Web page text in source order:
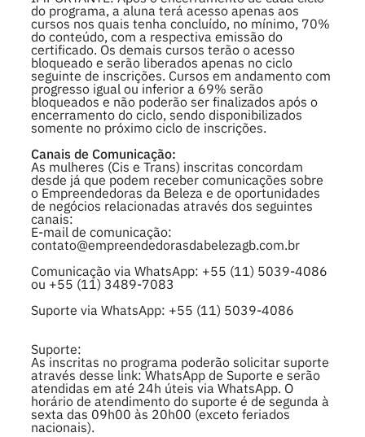
do programa, a aluna terá acesso apenas aos
cursos nos quais tenha concluído, no mínimo, 70%
do conteúdo, com a respectiva emissão do
certificado. Os demais cursos terão o acesso
bloqueado e serão liberados apenas no ciclo
seguinte de inscrições. Cursos em andamento com
progresso igual ou inferior a 69% serão
bloqueados e não poderão ser finalizados após o
encerramento do ciclo, sendo disponibilizados
somente no próximo ciclo de inscrições.
Canais de Comunicação:
As mulheres (Cis e Trans) inscritas concordam
desde já que podem receber comunicações sobre
o Empreendedoras da Beleza e de oportunidades
de negócios relacionadas através dos seguintes
canais:
E-mail de comunicação:
contato@empreendedorasdabelezagb.com.br
Comunicação via WhatsApp: +55 (11) 5039-4086
ou +55 (11) 3489-7083
Suporte via WhatsApp: +55 (11) 5039-4086
Suporte:
As inscritas no programa poderão solicitar suporte
através desse link: WhatsApp de Suporte e serão
atendidas em até 24h úteis via WhatsApp. O
horário de atendimento do suporte é de segunda à
sexta das 09h00 às 20h00 (exceto feriados
nacionais).